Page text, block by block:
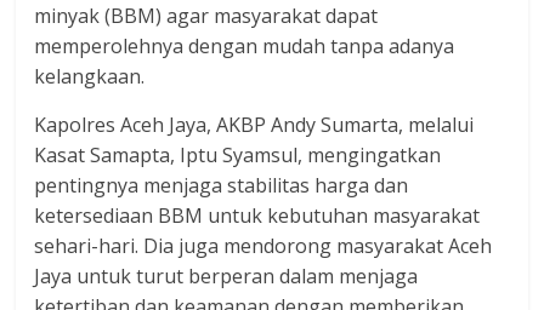
minyak (BBM) agar masyarakat dapat
memperolehnya dengan mudah tanpa adanya
kelangkaan.
Kapolres Aceh Jaya, AKBP Andy Sumarta, melalui
Kasat Samapta, Iptu Syamsul, mengingatkan
pentingnya menjaga stabilitas harga dan
ketersediaan BBM untuk kebutuhan masyarakat
sehari-hari. Dia juga mendorong masyarakat Aceh
Jaya untuk turut berperan dalam menjaga